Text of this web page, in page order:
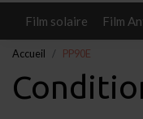
Film solaire Film
Accueil PP90E